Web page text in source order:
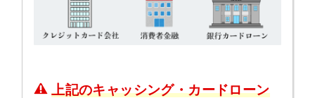
上記のキャッシング・カードローン